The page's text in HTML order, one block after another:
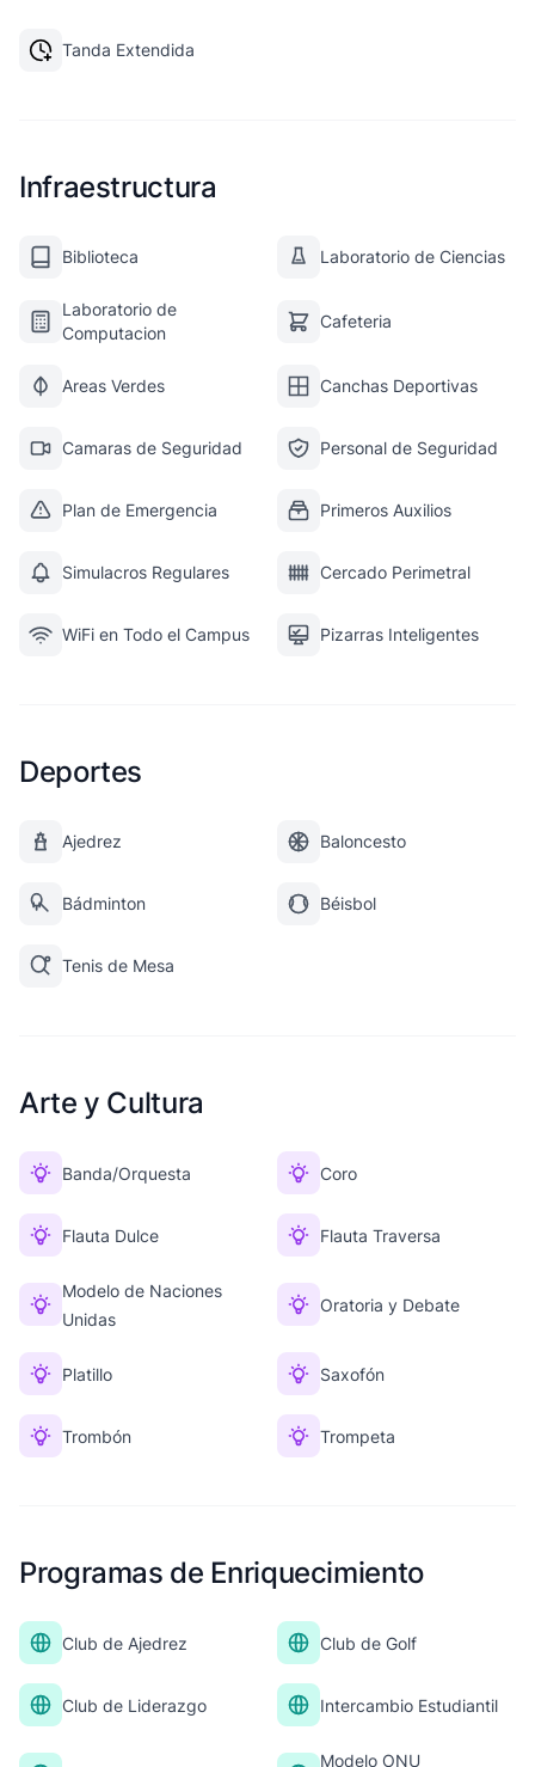
Tanda Extendida
Infraestructura
Biblioteca Laboratorio de Ciencias
Laboratorio de
Computacion
Cafeteria
Areas Verdes Canchas Deportivas
Camaras de Seguridad Personal de Seguridad
Plan de Emergencia Primeros Auxilios
Simulacros Regulares Cercado Perimetral
WiFi en Todo el Campus Pizarras Inteligentes
Deportes
Ajedrez Baloncesto
Bádminton Béisbol
Tenis de Mesa
Arte y Cultura
Banda/Orquesta Coro
Flauta Dulce Flauta Traversa
Modelo de Naciones
Unidas
Oratoria y Debate
Platillo Saxofón
Trombón Trompeta
Programas de Enriquecimiento
Club de Ajedrez Club de Golf
Club de Liderazgo Intercambio Estudiantil
Modelo ONU